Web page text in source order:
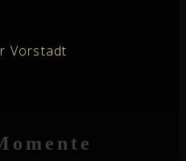
Vorstadt